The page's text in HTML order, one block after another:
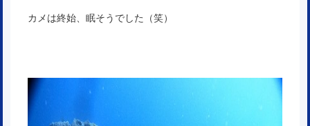
カメは終始、眠そうでした（笑）